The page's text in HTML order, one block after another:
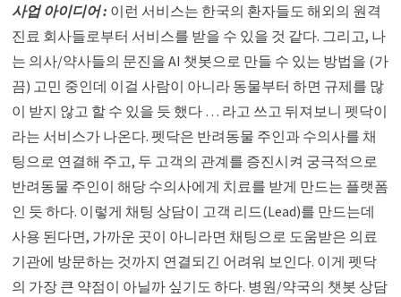
사업 아이디어 : 이런 서비스는 한국의 환자들도 해외의 원격
진료 회사들로부터 서비스를 받을 수 있을 것 같다. 그리고, 나
는 의사/약사들의 문진을 AI 챗봇으로 만들 수 있는 방법을 (가
끔) 고민 중인데 이걸 사람이 아니라 동물부터 하면 규제를 많
이 받지 않고 할 수 있을 듯 했다 … 라고 쓰고 뒤져보니 펫닥이
라는 서비스가 나온다. 펫닥은 반려동물 주인과 수의사를 채
팅으로 연결해 주고, 두 고객의 관계를 증진시켜 궁극적으로
반려동물 주인이 해당 수의사에게 치료를 받게 만드는 플랫폼
인 듯 하다. 이렇게 채팅 상담이 고객 리드(Lead)를 만드는데
사용 된다면, 가까운 곳이 아니라면 채팅으로 도움받은 의료
기관에 방문하는 것까지 연결되긴 어려워 보인다. 이게 펫닥
의 가장 큰 약점이 아닐까 싶기도 하다. 병원/약국의 챗봇 상담